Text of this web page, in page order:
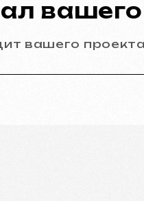
вашего